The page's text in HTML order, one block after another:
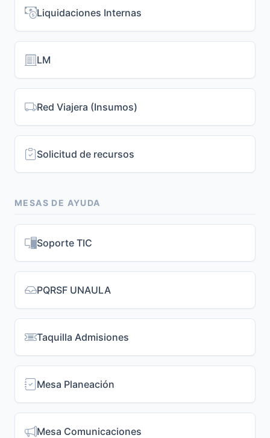
Liquidaciones Internas
LM
Red Viajera (Insumos)
Solicitud de recursos
MESAS DE AYUDA
Soporte TIC
PQRSF UNAULA
Taquilla Admisiones
Mesa Planeación
Mesa Comunicaciones